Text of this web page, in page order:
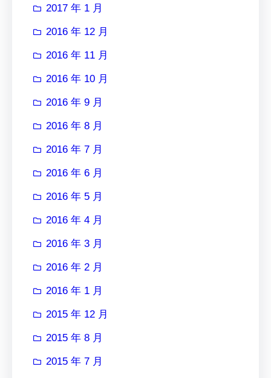
2017 年 1 月
2016 年 12 月
2016 年 11 月
2016 年 10 月
2016 年 9 月
2016 年 8 月
2016 年 7 月
2016 年 6 月
2016 年 5 月
2016 年 4 月
2016 年 3 月
2016 年 2 月
2016 年 1 月
2015 年 12 月
2015 年 8 月
2015 年 7 月